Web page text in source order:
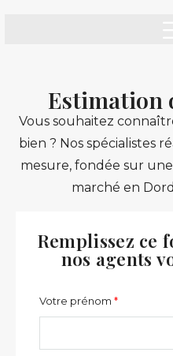
Estimation
Vous souhaitez
bien ? Nos spécialistes
mesure, fondée sur
marché en
Remplissez ce
nos agents
Votre prénom